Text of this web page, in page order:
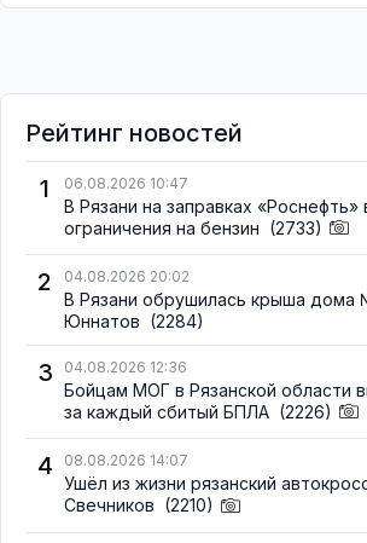
Рейтинг новостей
1
06.08.2026 10:47
В Рязани на заправках «Роснефть»
ограничения на бензин (2733)
2 04.08.2026 20:02
В Рязани обрушилась крыша дома
Юннатов (2284)
3 04.08.2026 12:36
Бойцам МОГ в Рязанской области
за каждый сбитый БПЛА (2226)
4 08.08.2026 14:07
Ушёл из жизни рязанский
Свечников (2210)